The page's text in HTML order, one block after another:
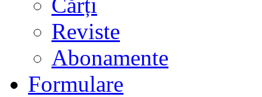
Reviste
Abonamente
Formulare